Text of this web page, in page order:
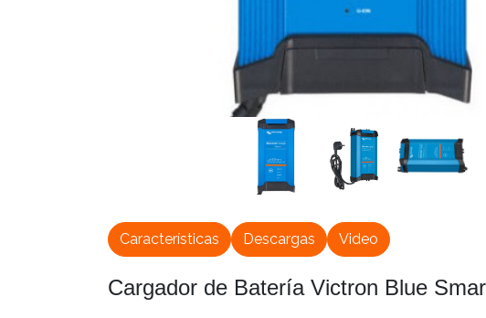
Cargador de Batería Victron Blue
Características Descargas Video